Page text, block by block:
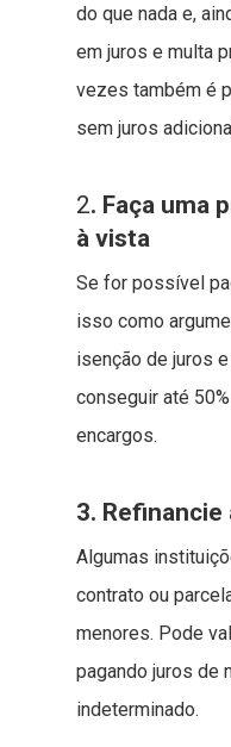
do que nada e,
em juros e multa
vezes também é
sem juros
2. Faça uma
à vista
Se for possível
isso como
isenção de juros
conseguir até
encargos.
3. Refinancie
Algumas
contrato ou
menores. Pode
pagando juros de
indeterminado.